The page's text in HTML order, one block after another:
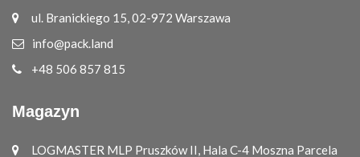
ul. Branickiego 15, 02-972 Warszawa
info@pack.land
+48 506 857 815
Magazyn
LOGMASTER MLP Pruszków II, Hala C-4 Moszna Parcela